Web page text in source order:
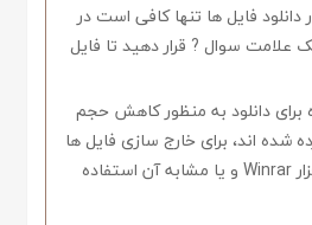
فایل ها تنها کافی است در
علامت سوال ? قرار دهید تا فایل
برای دانلود به منظور کاهش حجم
شده اند، برای خارج سازی فایل ها
از حالت فشرده از نرم افزار Winrar و یا مشابه آن استفاده